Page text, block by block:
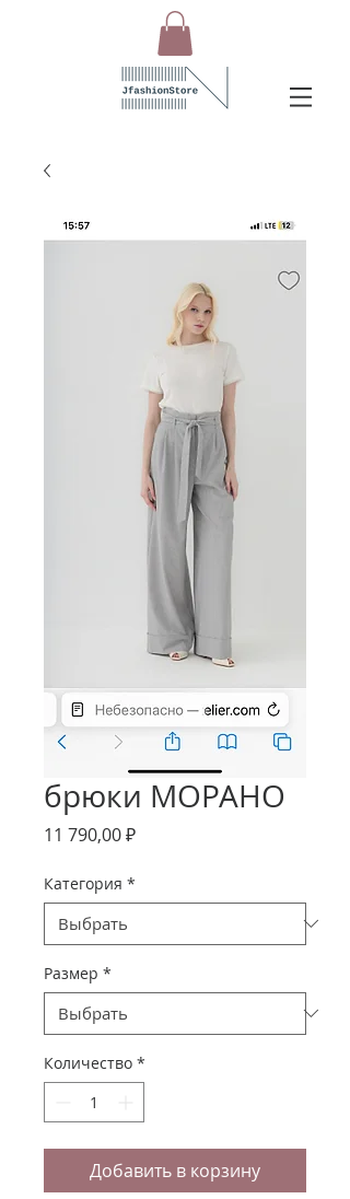
брюки МОРАНО
11 790,00 ₽Цена
Категория *
Размер *
Количество *
Добавить в корзину